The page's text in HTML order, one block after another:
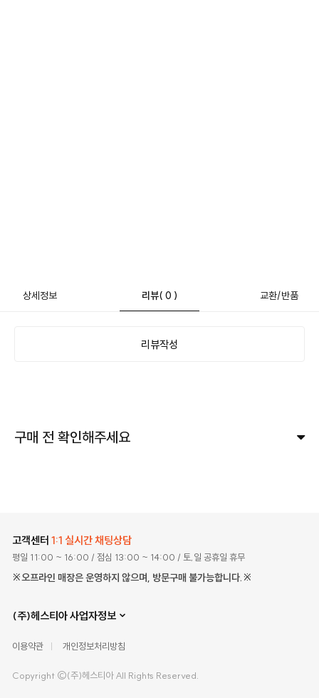
상세정보 리뷰( 0 ) 교환/반품
리뷰작성
구매 전 확인해주세요
고객센터 1:1 실시간 채팅상담
평일 11:00 ~ 16:00 / 점심 13:00 ~ 14:00 / 토,일 공휴일 휴무
※오프라인 매장은 운영하지 않으며, 방문구매 불가능합니다.※
(주)헤스티아 사업자정보
이용약관 개인정보처리방침
Copyright ©(주)헤스티아 All Rights Reserved.